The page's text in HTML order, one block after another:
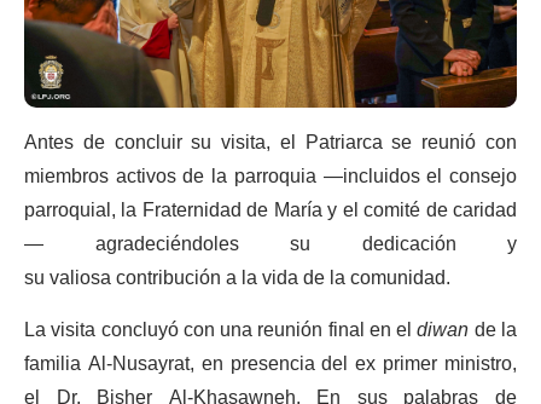
Antes de concluir su visita, el Patriarca se reunió con
miembros activos de la parroquia —incluidos el consejo
parroquial, la Fraternidad de María y el comité de caridad
— agradeciéndoles su dedicación y
su valiosa contribución a la vida de la comunidad.
La visita concluyó con una reunión final en eldiwande la
familia Al-Nusayrat, en presencia del ex primer ministro,